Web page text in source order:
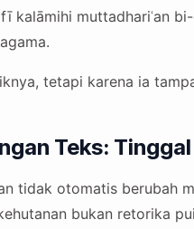
kalāmihi muttadhariʿan
tetapi karena ia
Teks:
tidak otomatis berubah
bukan retorika